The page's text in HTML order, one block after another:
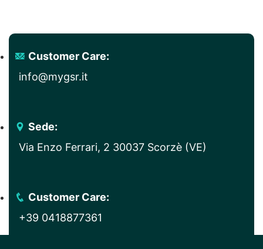
Customer Care:
info@mygsr.it
Sede:
Via Enzo Ferrari, 2 30037 Scorzè (VE)
Customer Care:
+39 0418877361